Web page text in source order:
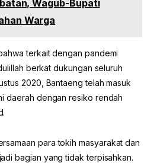
Wagub-Bupati
Warga
terkait dengan pandemi
berkat dukungan seluruh
2020, Bantaeng telah masuk
daerah dengan resiko rendah
para tokih masyarakat dan
bagian yang tidak terpisahkan.